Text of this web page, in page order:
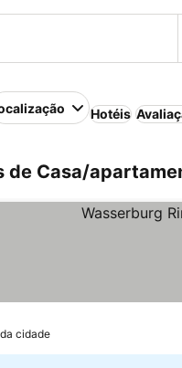
Hotéis
de Casa/
cidade